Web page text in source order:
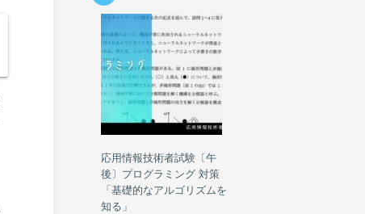
応用情報技術者試験〔午
後〕プログラミング 対策
「基礎的なアルゴリズムを
知る」